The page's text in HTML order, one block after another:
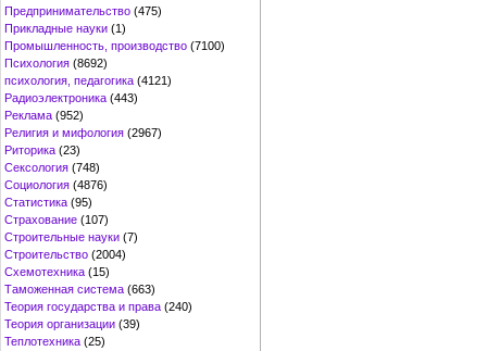
Предпринимательство (475)
Прикладные науки (1)
Промышленность, производство (7100)
Психология (8692)
психология, педагогика (4121)
Радиоэлектроника (443)
Реклама (952)
Религия и мифология (2967)
Риторика (23)
Сексология (748)
Социология (4876)
Статистика (95)
Страхование (107)
Строительные науки (7)
Строительство (2004)
Схемотехника (15)
Таможенная система (663)
Теория государства и права (240)
Теория организации (39)
Теплотехника (25)